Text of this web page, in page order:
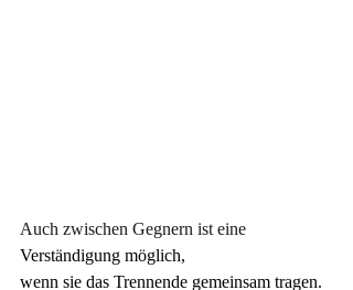
Auch zwischen Gegnern ist eine
Verständigung möglich,
wenn sie das Trennende gemeinsam tragen.